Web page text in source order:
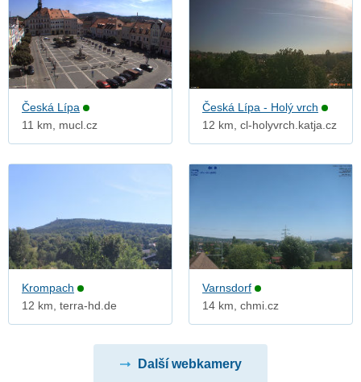
Česká Lípa
11 km, mucl.cz
Česká Lípa - Holý vrch
12 km, cl-holyvrch.katja.cz
Krompach
12 km, terra-hd.de
Varnsdorf
14 km, chmi.cz
Další webkamery